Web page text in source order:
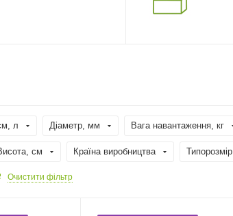
л Діаметр, мм Вага навантаження, кг
см Країна виробництва Типорозмір
Очистити фільтр